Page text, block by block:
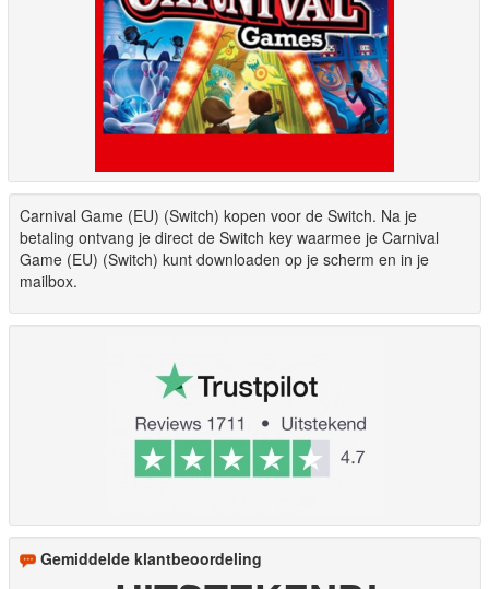
Carnival Game (EU) (Switch) kopen voor de Switch. Na je
betaling ontvang je direct de Switch key waarmee je Carnival
Game (EU) (Switch) kunt downloaden op je scherm en in je
mailbox.
Gemiddelde klantbeoordeling